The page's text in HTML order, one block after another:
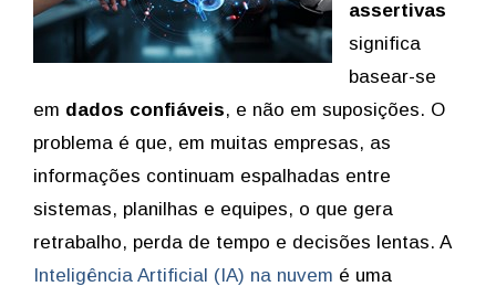
assertivas
significa
basear-se
em dados confiáveis, e não em suposições. O
problema é que, em muitas empresas, as
informações continuam espalhadas entre
sistemas, planilhas e equipes, o que gera
retrabalho, perda de tempo e decisões lentas. A
Inteligência Artificial (IA) na nuvem é uma